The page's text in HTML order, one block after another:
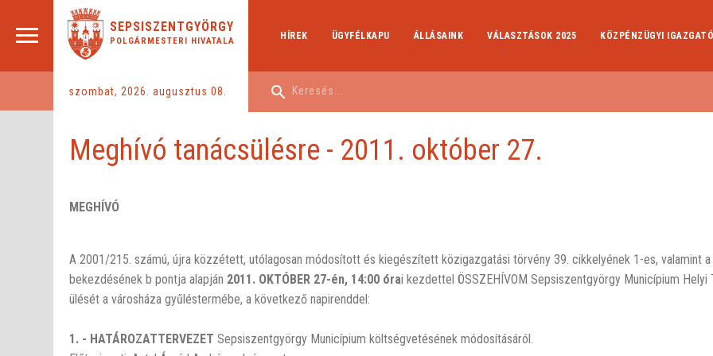
SEPSISZENTGYÖRGY
POLGÁRMESTERI HIVATALA
szombat, 2026. augusztus 08.
HÍREK ÜGYFÉLKAPU ÁLLÁSAINK VÁLASZTÁSOK 2025 KÖZPÉNZÜGYI
Meghívó tanácsülésre - 2011. október 27.
MEGHÍVÓ
A 2001/215. számú, újra közzétett, utólagosan módosított és kiegészített közigazgatási törvény 39. cikkelyének 1-es, valamint
bekezdésének b pontja alapján 2011. OKTÓBER 27-én, 14:00 órai kezdettel ÖSSZEHÍVOM Sepsiszentgyörgy Municípium Helyi
ülését a városháza gyűléstermébe, a következő napirenddel:
1. - HATÁROZATTERVEZETSepsiszentgyörgy Municípium költségvetésének módosításáról.